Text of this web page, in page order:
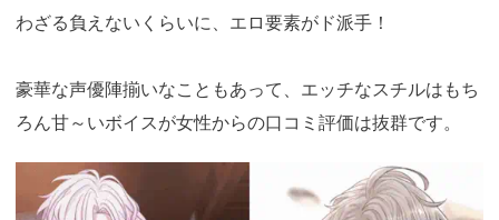
わざる負えないくらいに、エロ要素がド派手！
豪華な声優陣揃いなこともあって、エッチなスチルはもち
ろん甘～いボイスが女性からの口コミ評価は抜群です。
https://fam-
ad.com/ad/p/r?